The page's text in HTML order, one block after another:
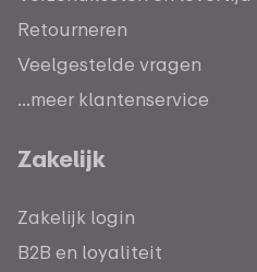
Retourneren
Veelgestelde vragen
...meer klantenservice
Zakelijk
Zakelijk login
B2B en loyaliteit